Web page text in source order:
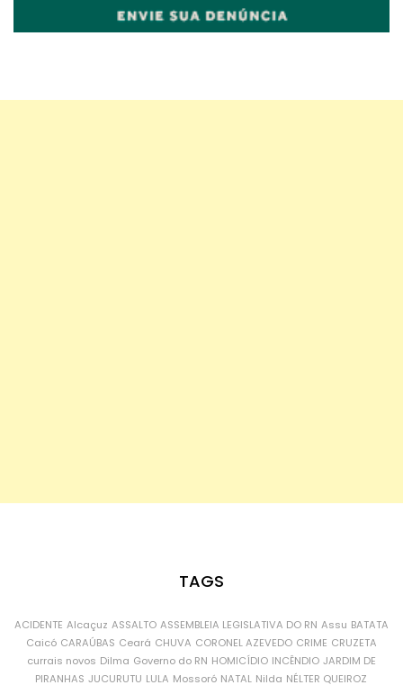
TAGS
ACIDENTE Alcaçuz ASSALTO ASSEMBLEIA LEGISLATIVA DO RN Assu BATATA
Caicó CARAÚBAS Ceará CHUVA CORONEL AZEVEDO CRIME CRUZETA
currais novos Dilma Governo do RN HOMICÍDIO INCÊNDIO JARDIM DE
PIRANHAS JUCURUTU LULA Mossoró NATAL Nilda NÉLTER QUEIROZ